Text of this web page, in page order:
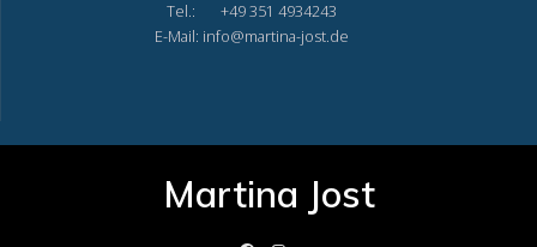
Tel.: +49 351 4934243
E-Mail: info@martina-jost.de
Martina Jost